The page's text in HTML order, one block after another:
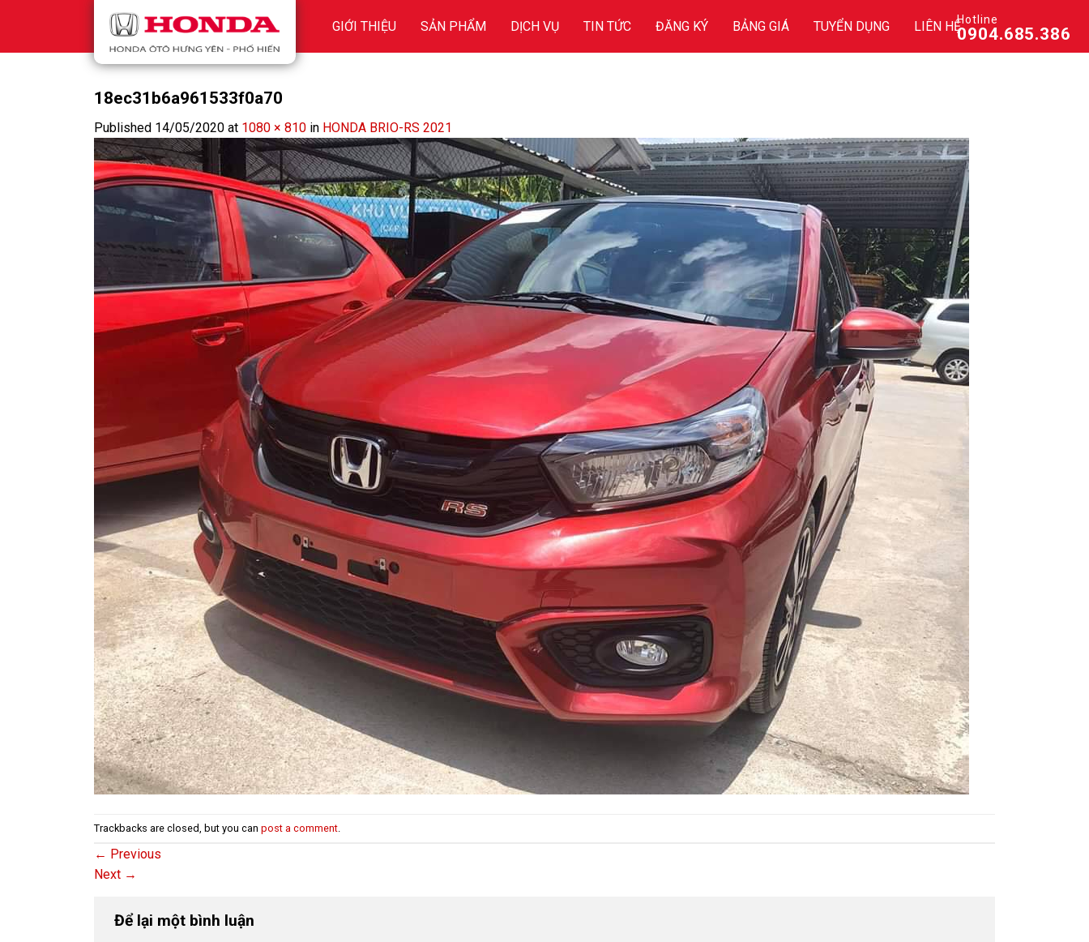
content
GIỚI THIỆU SẢN PHẨM DỊCH VỤ TIN TỨC ĐĂNG KÝ BẢNG GIÁ TUYỂN DỤNG LIÊN HỆHotline
0904.685.386
18ec31b6a961533f0a70
Published 14/05/2020 at 1080 × 810 in HONDA BRIO-RS 2021
Trackbacks are closed, but you can post a comment
← Previous
Next →
Để lại một bình luận